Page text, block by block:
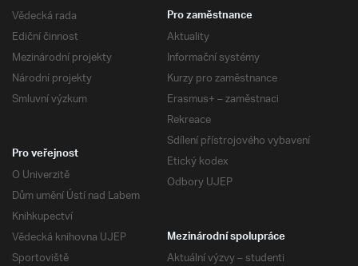
Vědecká rada
Ediční činnost
Mezinárodní projekty
Národní projekty
Smluvní výzkum
Pro zaměstnance
Aktuality
Informační systémy
Kurzy pro zaměstnance
Erasmus+ – zaměstnaci
Rekreace
Sdílení přístrojového vybavení
Etický kodex
Odbory UJEP
Pro veřejnost
O Univerzitě
Dům umění Ústí nad Labem
Knihkupectví
Vědecká knihovna UJEP
Sportoviště
Mezinárodní spolupráce
Aktuální výzvy – studenti